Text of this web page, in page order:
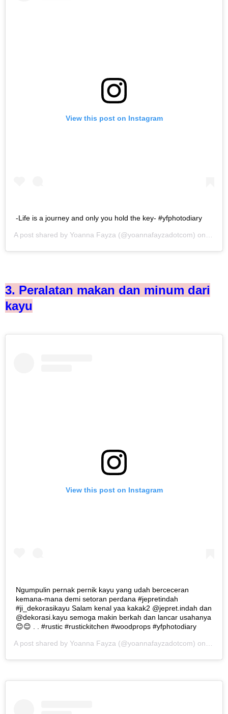
View this post on Instagram
-Life is a journey and only you hold the key- #yfphotodiary
A post shared by Yoanna Fayza (@yoannafayzadotcom) on
3. Peralatan makan dan minum dari
kayu
View this post on Instagram
Ngumpulin pernak pernik kayu yang udah berceceran
kemana-mana demi setoran perdana #jepretindah
#ji_dekorasikayu Salam kenal yaa kakak2 @jepret.indah dan
@dekorasi.kayu semoga makin berkah dan lancar usahanya
😊😊 . . #rustic #rustickitchen #woodprops #yfphotodiary
A post shared by Yoanna Fayza (@yoannafayzadotcom) on